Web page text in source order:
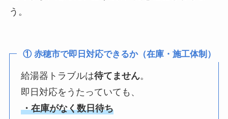
う。
① 赤穂市で即日対応できるか（在庫・施工体制）
給湯器トラブルは待てません。
即日対応をうたっていても、
・在庫がなく数日待ち